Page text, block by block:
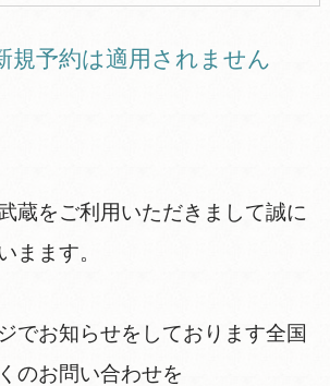
規予約は適用されません
蔵をご利用いただきまして誠に
まます。
でお知らせをしております全国
のお問い合わせを